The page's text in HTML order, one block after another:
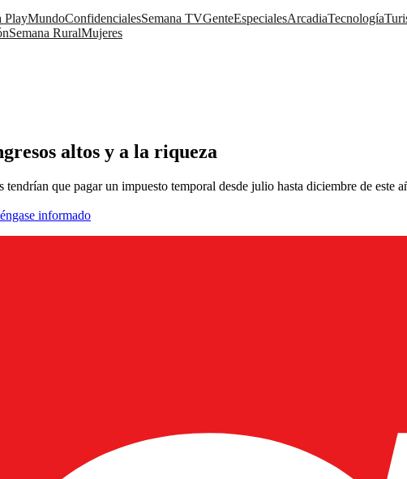
PlayMundoConfidencialesSemana TVGenteEspecialesArcadiaTecnología
Semana RuralMujeres
altos y a la riqueza
que pagar un impuesto temporal desde julio hasta diciembre de este
informado